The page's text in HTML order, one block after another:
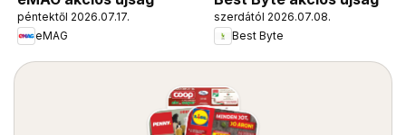
péntektől 2026.07.17.
eMAG
szerdától 2026.07.08.
Best Byte